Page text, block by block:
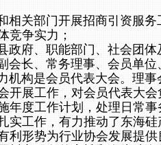
关部门开展招商引资服务
竞争实力；
府、职能部门、社会团体
长、常务理事、会员单位
构是会员代表大会。理事
开展工作，对会员代表大
年度工作计划，处理日常事
实工作，有力推动了东海
利形势为行业协会发展提